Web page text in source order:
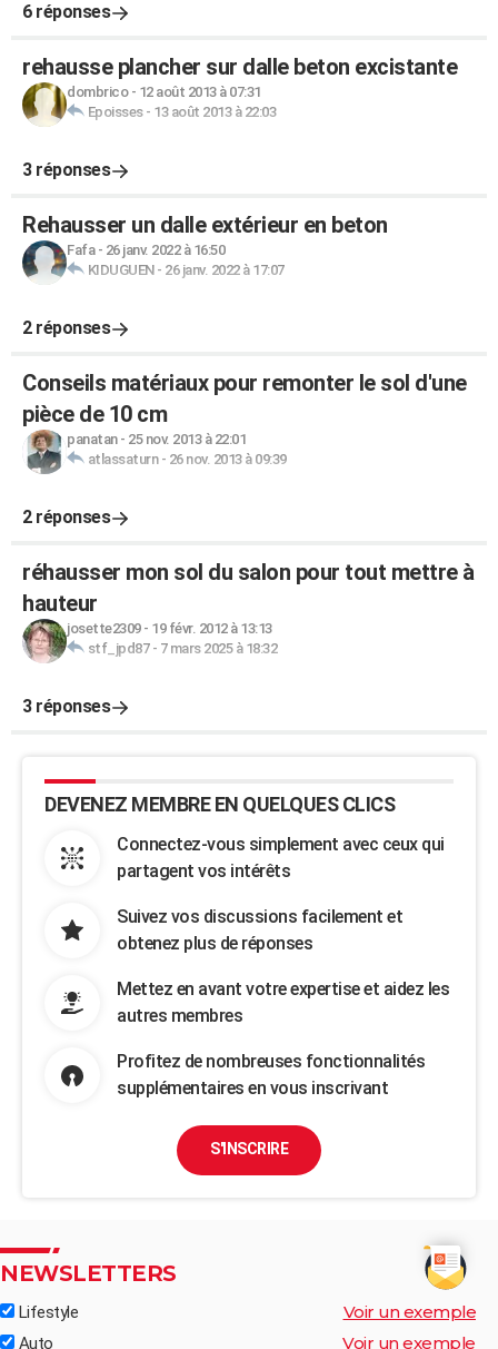
6 réponses
rehausse plancher sur dalle beton excistante
dombrico- 12 août 2013 à 07:31
Epoisses- 13 août 2013 à 22:03
3 réponses
Rehausser un dalle extérieur en beton
Fafa- 26 janv. 2022 à 16:50
KIDUGUEN- 26 janv. 2022 à 17:07
2 réponses
Conseils matériaux pour remonter le sol d'une
pièce de 10 cm
panatan- 25 nov. 2013 à 22:01
atlassaturn- 26 nov. 2013 à 09:39
2 réponses
réhausser mon sol du salon pour tout mettre à
hauteur
josette2309- 19 févr. 2012 à 13:13
stf_jpd87- 7 mars 2025 à 18:32
3 réponses
DEVENEZ MEMBRE EN QUELQUES CLICS
Connectez-vous simplement avec ceux qui
partagent vos intérêts
Suivez vos discussions facilement et
obtenez plus de réponses
Mettez en avant votre expertise et aidez les
autres membres
Profitez de nombreuses fonctionnalités
supplémentaires en vous inscrivant
S'INSCRIRE
NEWSLETTERS
Lifestyle Voir un exemple
Auto Voir un exemple